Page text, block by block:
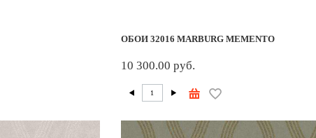
ОБОИ 32016 MARBURG MEMENTO
10 300.00 руб.